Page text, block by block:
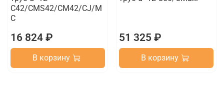
C42/CMS42/CM42/CJ/M
C
16 824 ₽
В корзину
51 325 ₽
В корзину